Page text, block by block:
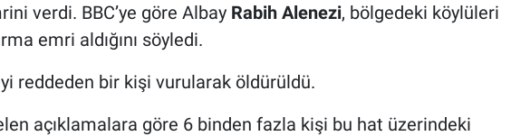
verdi. BBC’ye göre Albay Rabih Alenezi, bölgedeki köylüleri
emri aldığını söyledi.
reddeden bir kişi vurularak öldürüldü.
açıklamalara göre 6 binden fazla kişi bu hat üzerindeki